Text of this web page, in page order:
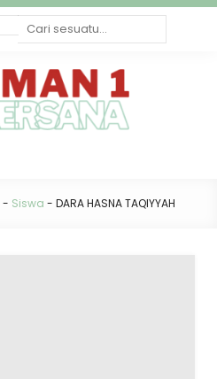
- Siswa - DARA HASNA TAQIYYAH